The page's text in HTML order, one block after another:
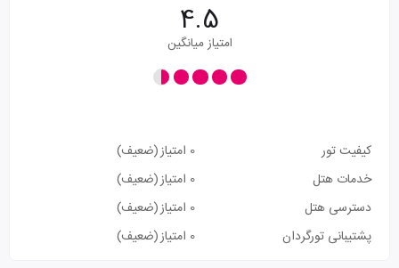
4.5
امتیاز میانگین
کیفیت تور 0 امتیاز
(ضعیف)
خدمات هتل
0 امتیاز
(ضعیف)
دسترسی هتل
0 امتیاز
(ضعیف)
پشتیبانی تورگردان
0 امتیاز (ضعیف)